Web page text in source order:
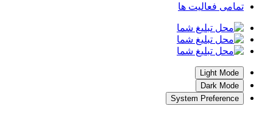
تمامی فعالیت ها
Light Mode
Dark Mode
System Preference